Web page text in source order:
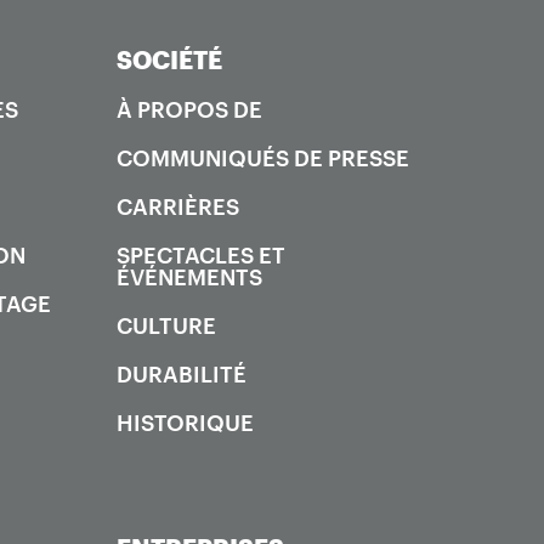
SOCIÉTÉ
À PROPOS DE
COMMUNIQUÉS DE PRESSE
CARRIÈRES
SPECTACLES ET
ÉVÉNEMENTS
CULTURE
DURABILITÉ
HISTORIQUE